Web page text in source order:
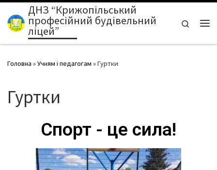
Перейти до вмісту
ДНЗ “Крижопільський
професійний будівельний
ліцей”
Search
Головна »Учням і педагогам »Гуртки
Гуртки
Спорт - це сила!